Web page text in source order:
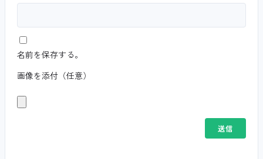
名前を保存する。
画像を添付（任意）